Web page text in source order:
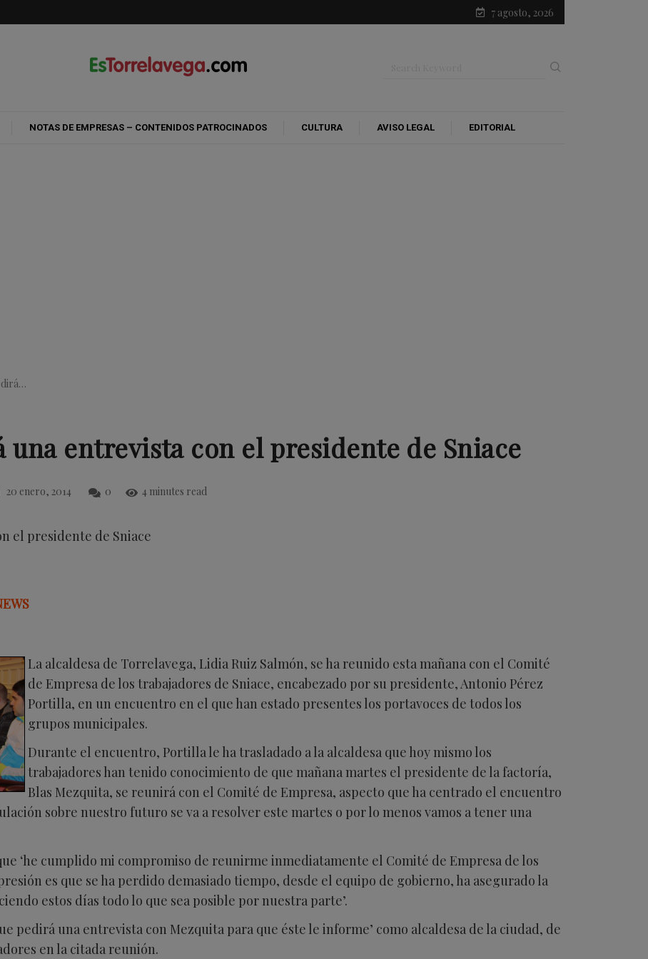
7 agosto, 2026
NOTAS DE EMPRESAS – CONTENIDOS PATROCINADOS CULTURA AVISO LEGAL EDITORIAL
una entrevista con el presidente de Sniace
20 enero, 2014 0 4 minutes read
La alcaldesa de Torrelavega, Lidia Ruiz Salmón, se ha reunido esta mañana con el Comité
de Empresa de los trabajadores de Sniace, encabezado por su presidente, Antonio Pérez
Portilla, en un encuentro en el que han estado presentes los portavoces de todos los
grupos municipales.
Durante el encuentro, Portilla le ha trasladado a la alcaldesa que hoy mismo los
trabajadores han tenido conocimiento de que mañana martes el presidente de la factoría,
Blas Mezquita, se reunirá con el Comité de Empresa, aspecto que ha centrado el encuentro
sobre nuestro futuro se va a resolver este martes o por lo menos vamos a tener una
‘he cumplido mi compromiso de reunirme inmediatamente el Comité de Empresa de los
es que se ha perdido demasiado tiempo, desde el equipo de gobierno, ha asegurado la
estos días todo lo que sea posible por nuestra parte’.
pedirá una entrevista con Mezquita para que éste le informe’ como alcaldesa de la ciudad, de
en la citada reunión.